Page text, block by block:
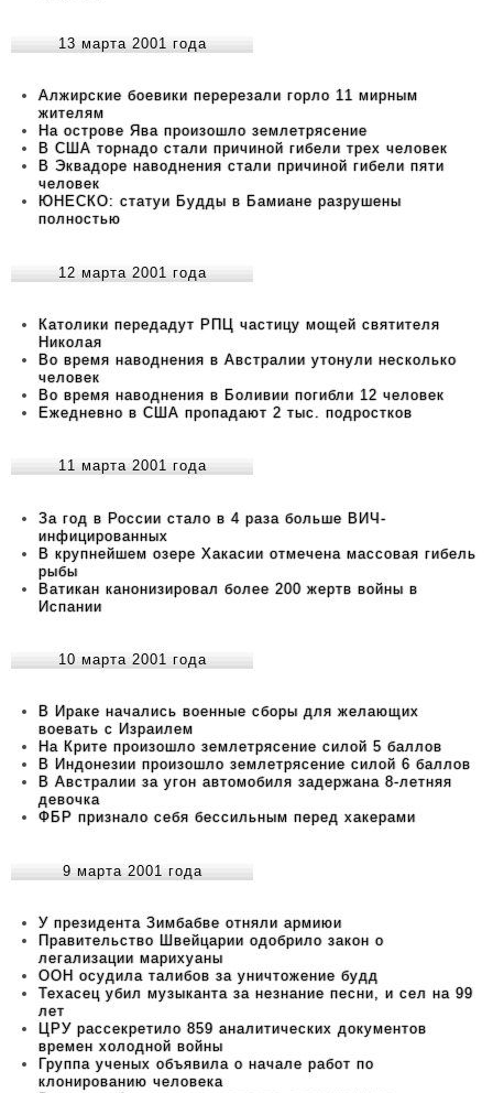
13 марта 2001 года
Алжирские боевики перерезали горло 11 мирным
жителям
На острове Ява произошло землетрясение
В США торнадо стали причиной гибели трех человек
В Эквадоре наводнения стали причиной гибели пяти
человек
ЮНЕСКО: статуи Будды в Бамиане разрушены
полностью
12 марта 2001 года
Католики передадут РПЦ частицу мощей святителя
Николая
Во время наводнения в Австралии утонули несколько
человек
Во время наводнения в Боливии погибли 12 человек
Ежедневно в США пропадают 2 тыс. подростков
11 марта 2001 года
За год в России стало в 4 раза больше ВИЧ-
инфицированных
В крупнейшем озере Хакасии отмечена массовая гибель
рыбы
Ватикан канонизировал более 200 жертв войны в
Испании
10 марта 2001 года
В Ираке начались военные сборы для желающих
воевать с Израилем
На Крите произошло землетрясение силой 5 баллов
В Индонезии произошло землетрясение силой 6 баллов
В Австралии за угон автомобиля задержана 8-летняя
девочка
ФБР признало себя бессильным перед хакерами
9 марта 2001 года
У президента Зимбабве отняли армиюи
Правительство Швейцарии одобрило закон о
легализации марихуаны
ООН осудила талибов за уничтожение будд
Техасец убил музыканта за незнание песни, и сел на 99
лет
ЦРУ рассекретило 859 аналитических документов
времен холодной войны
Группа ученых объявила о начале работ по
клонированию человека